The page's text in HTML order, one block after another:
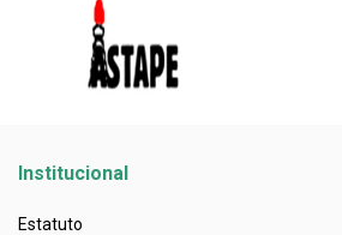
Institucional
Estatuto